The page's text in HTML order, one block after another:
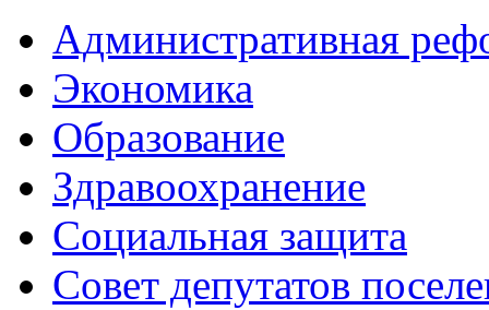
Административная
Экономика
Образование
Здравоохранение
Социальная защита
Совет депутатов